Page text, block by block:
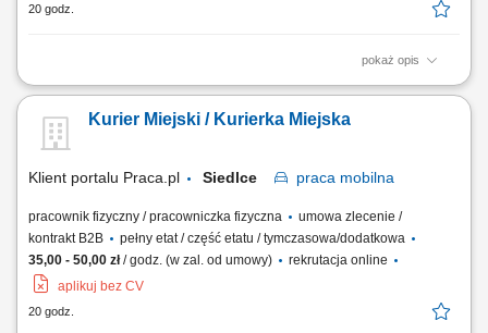
20 godz.
pokaż opis
odbiór i dostarczanie posiłków, zakupów oraz drobnych przesyłek na
dotarły w nienaruszonym stanie, utrzymywanie pozytywnych relacji z
klientami i dbanie o wysoką jakość obsługi, realizacja dostaw w
Kurier Miejski / Kurierka Miejska
Klient portalu Praca.pl Siedlce praca mobilna
pracownik fizyczny / pracowniczka fizyczna
umowa zlecenie /
kontrakt B2B
pełny etat / część etatu / tymczasowa/dodatkowa
35,00 - 50,00 zł/ godz. (w zal. od umowy)
rekrutacja online
aplikuj bez CV
20 godz.